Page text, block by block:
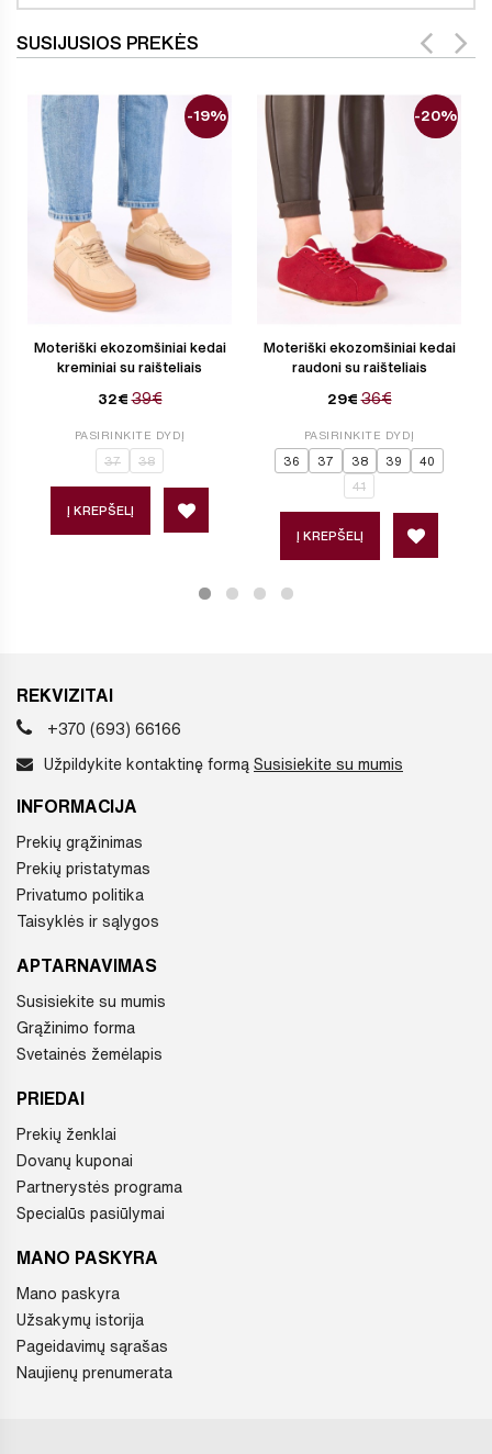
SUSIJUSIOS PREKĖS
Moteriški ekozomšiniai kedai
kreminiai su raišteliais
32€ 39€
-19%
PASIRINKITE DYDĮ
37 38
Į KREPŠELĮ
Moteriški ekozomšiniai kedai
raudoni su raišteliais
29€ 36€
-20%
PASIRINKITE DYDĮ
36 37 38 39 40
41
Į KREPŠELĮ
REKVIZITAI
+370 (693) 66166
Užpildykite kontaktinę formą Susisiekite su mumis
INFORMACIJA
Prekių grąžinimas
Prekių pristatymas
Privatumo politika
Taisyklės ir sąlygos
APTARNAVIMAS
Susisiekite su mumis
Grąžinimo forma
Svetainės žemėlapis
PRIEDAI
Prekių ženklai
Dovanų kuponai
Partnerystės programa
Specialūs pasiūlymai
MANO PASKYRA
Mano paskyra
Užsakymų istorija
Pageidavimų sąrašas
Naujienų prenumerata